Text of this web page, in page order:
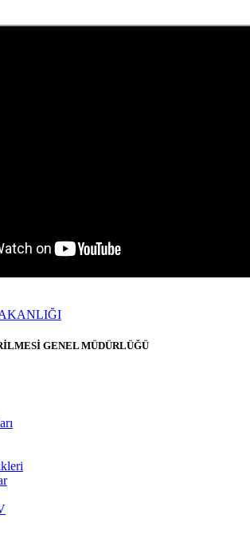
GENEL MÜDÜRLÜĞÜ